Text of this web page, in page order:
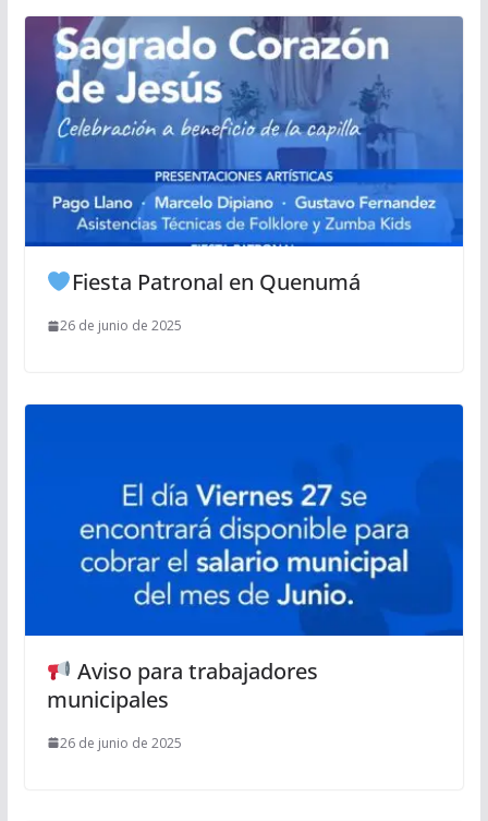
Fiesta Patronal en Quenumá
26 de junio de 2025
Aviso para trabajadores
municipales
26 de junio de 2025